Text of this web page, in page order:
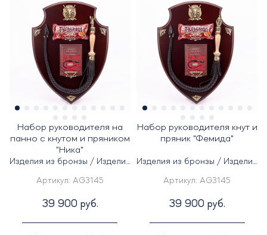
Набор руководителя на
панно c кнутом и пряником
"Ника"
Изделия из бронзы / Изделия
Артикул: AG3145
39 900 руб.
Набор руководителя кнут и
пряник "Фемида"
Изделия из бронзы / Изделия
Артикул:AG3145
39 900 руб.